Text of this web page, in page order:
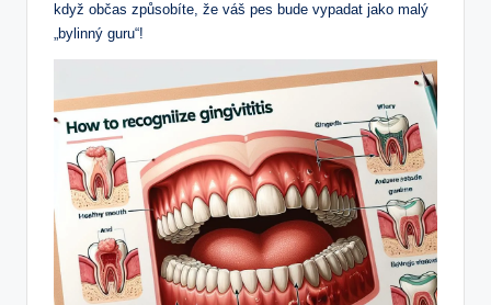
když občas způsobíte, že váš pes bude vypadat jako malý
„bylinný guru“!